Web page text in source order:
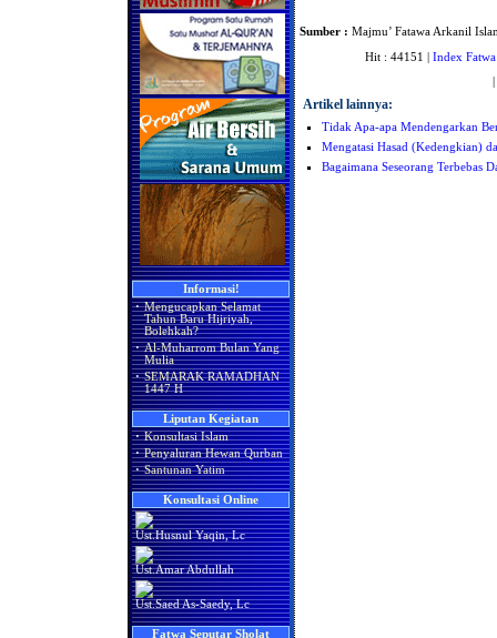
Informasi!
· Mengucapkan Selamat
Tahun Baru Hijriyah,
Bolehkah?
· Al-Muharrom Bulan Yang
Mulia
· SEMARAK RAMADHAN
1447 H
Liputan Kegiatan
· Konsultasi Islam
· Penyaluran Hewan Qurban
· Santunan Yatim
Konsultasi Online
Ust.Husnul Yaqin, Lc
Ust.Amar Abdullah
Ust.Saed As-Saedy, Lc
Fatwa Seputar Sholat
Sumber : Majmu’ Fatawa Arkanil
Hit : 44151 | Index Fatwa
Artikel lainnya:
Tidak Apa-apa Mendengarkan
Mengatasi Hasad (Kedengkian)
Bagaimana Seseorang Terbebas